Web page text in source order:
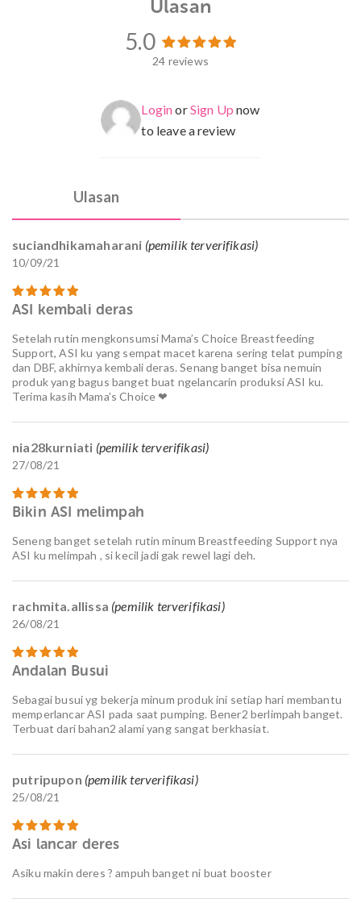
Ulasan
5.0
Peringkat
24
pelanggan
24 reviews
LoginorSign Up now
to leave a review
Ulasan
suciandhikamaharani (pemilik terverifikasi)
10/09/21
Dinilai5
dari 5
ASI kembali deras
Setelah rutin mengkonsumsi Mama’s Choice Breastfeeding
Support, ASI ku yang sempat macet karena sering telat pumping
dan DBF, akhirnya kembali deras. Senang banget bisa nemuin
produk yang bagus banget buat ngelancarin produksi ASI ku.
Terima kasih Mama’s Choice ❤
nia28kurniati (pemilik terverifikasi)
27/08/21
Dinilai 5
dari 5
Bikin ASI melimpah
Seneng banget setelah rutin minum Breastfeeding Support nya
ASI ku melimpah , si kecil jadi gak rewel lagi deh.
rachmita.allissa (pemilik terverifikasi)
26/08/21
Dinilai5
dari 5
Andalan Busui
Sebagai busui yg bekerja minum produk ini setiap hari membantu
memperlancar ASI pada saat pumping. Bener2 berlimpah banget.
Terbuat dari bahan2 alami yang sangat berkhasiat.
putripupon (pemilik terverifikasi)
25/08/21
Dinilai5
dari 5
Asi lancar deres
Asiku makin deres ? ampuh banget ni buat booster